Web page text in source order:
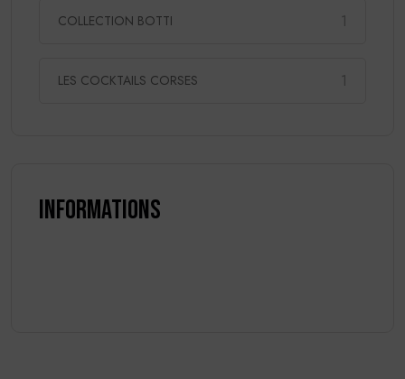
COLLECTION BOTTI 1
LES COCKTAILS CORSES 1
Informations